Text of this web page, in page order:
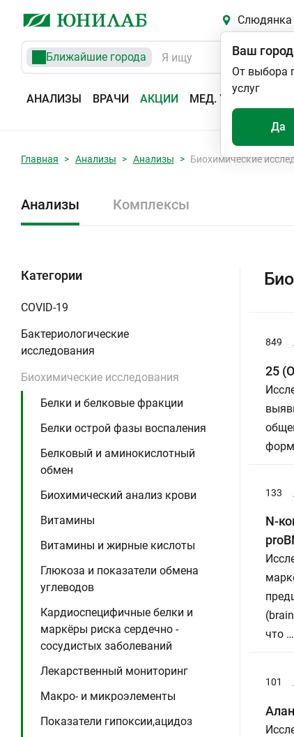
Слюдянка
Ближайшие города
АНАЛИЗЫ ВРАЧИ АКЦИИ МЕД. УСЛУГИ
Ваш город
От выбора
услуг
Да
Главная Анализы Анализы Биохимические
Анализы Комплексы
Категории
COVID-19
Бактериологические
исследования
Биохимические исследования
Белки и белковые фракции
Белки острой фазы воспаления
Белковый и аминокислотный
обмен
Биохимический анализ крови
Витамины
Витамины и жирные кислоты
Глюкоза и показатели обмена
углеводов
Кардиоспецифичные белки и
маркёры риска сердечно -
сосудистых заболеваний
Лекарственный мониторинг
Макро- и микроэлементы
Показатели гипоксии,ацидоз
849
25
133
N-
что …
101